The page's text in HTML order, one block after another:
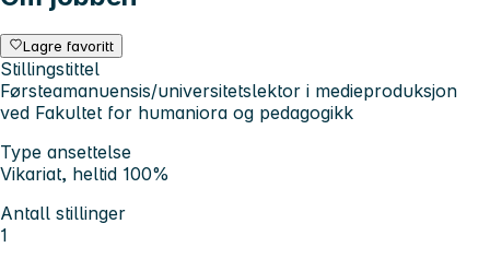
Lagre favoritt
Stillingstittel
Førsteamanuensis/universitetslektor i medieproduksjon
ved Fakultet for humaniora og pedagogikk
Type ansettelse
Vikariat, heltid 100%
Antall stillinger
1